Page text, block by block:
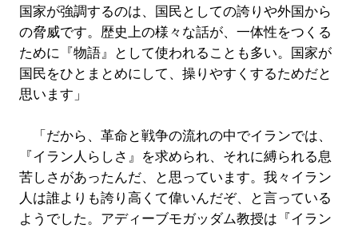
国家が強調するのは、国民としての誇りや外国から
の脅威です。歴史上の様々な話が、一体性をつくる
ために『物語』として使われることも多い。国家が
国民をひとまとめにして、操りやすくするためだと
思います」
「だから、革命と戦争の流れの中でイランでは、
『イラン人らしさ』を求められ、それに縛られる息
苦しさがあったんだ、と思っています。我々イラン
人は誰よりも誇り高くて偉いんだぞ、と言っている
ようでした。アディーブモガッダム教授は『イラン